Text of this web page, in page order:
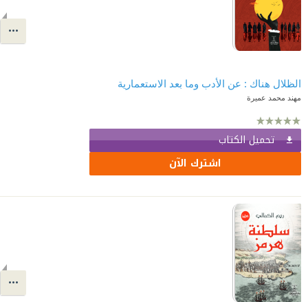
مهند محمد عميرة
تحميل الكتاب
اشترك الآن